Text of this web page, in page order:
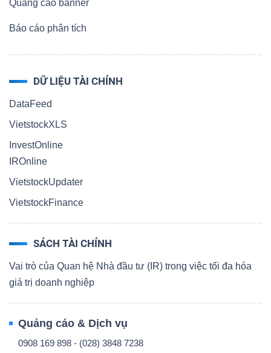
Quảng cáo banner
Báo cáo phân tích
DỮ LIỆU TÀI CHÍNH
DataFeed
VietstockXLS
InvestOnline
IROnline
VietstockUpdater
VietstockFinance
SÁCH TÀI CHÍNH
Vai trò của Quan hệ Nhà đầu tư (IR) trong việc tối đa hóa
giá trị doanh nghiệp
Quảng cáo & Dịch vụ
0908 169 898 - (028) 3848 7238